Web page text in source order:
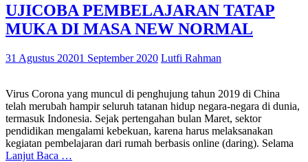
UJICOBA PEMBELAJARAN TATAP
MUKA DI MASA NEW NORMAL
31 Agustus 20201 September 2020 Lutfi Rahman
Virus Corona yang muncul di penghujung tahun 2019 di China
telah merubah hampir seluruh tatanan hidup negara-negara di dunia,
termasuk Indonesia. Sejak pertengahan bulan Maret, sektor
pendidikan mengalami kebekuan, karena harus melaksanakan
kegiatan pembelajaran dari rumah berbasis online (daring). Selama
Lanjut Baca …